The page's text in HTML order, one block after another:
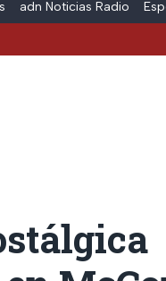
adn Noticias Radio